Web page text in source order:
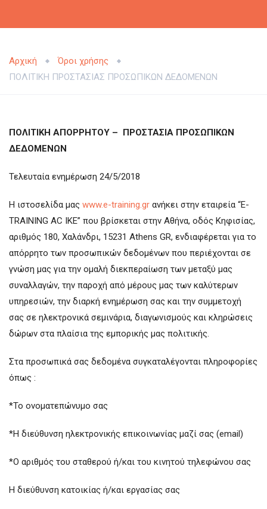
Αρχική
Όροι χρήσης
ΠΟΛΙΤΙΚΗ ΠΡΟΣΤΑΣΙΑΣ ΠΡΟΣΩΠΙΚΩΝ ΔΕΔΟΜΕΝΩΝ
ΠΟΛΙΤΙΚΗ ΑΠΟΡΡΗΤΟΥ – ΠΡΟΣΤΑΣΙΑ ΠΡΟΣΩΠΙΚΩΝ
ΔΕΔΟΜΕΝΩΝ
Τελευταία ενημέρωση 24/5/2018
Η ιστοσελίδα μας www.e-training.gr ανήκει στην εταιρεία “­­­­­­­­­­­­­­­­­­­­E-
TRAINING AC IKE” που βρίσκεται στην Αθήνα, οδός Κηφισίας,
αριθμός 180, Χαλάνδρι, 15231 Athens GR, ενδιαφέρεται για το
απόρρητο των προσωπικών δεδομένων που περιέχονται σε
γνώση μας για την ομαλή διεκπεραίωση των μεταξύ μας
συναλλαγών, την παροχή από μέρους μας των καλύτερων
υπηρεσιών, την διαρκή ενημέρωση σας και την συμμετοχή
σας σε ηλεκτρονικά σεμινάρια, διαγωνισμούς και κληρώσεις
δώρων στα πλαίσια της εμπορικής μας πολιτικής.
­­­­Στα προσωπικά σας δεδομένα συγκαταλέγονται πληροφορίες
όπως :
*Το ονοματεπώνυμο σας
*Η διεύθυνση ηλεκτρονικής επικοινωνίας μαζί σας (email)
*Ο αριθμός του σταθερού ή/και του κινητού τηλεφώνου σας
Η διεύθυνση κατοικίας ή/και εργασίας σας